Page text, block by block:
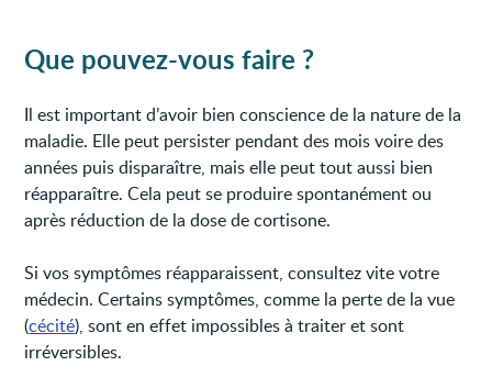
Que pouvez-vous faire ?
Il est important d’avoir bien conscience de la nature de la
maladie. Elle peut persister pendant des mois voire des
années puis disparaître, mais elle peut tout aussi bien
réapparaître. Cela peut se produire spontanément ou
après réduction de la dose de cortisone.
Si vos symptômes réapparaissent, consultez vite votre
médecin. Certains symptômes, comme la perte de la vue
(cécité), sont en effet impossibles à traiter et sont
irréversibles.